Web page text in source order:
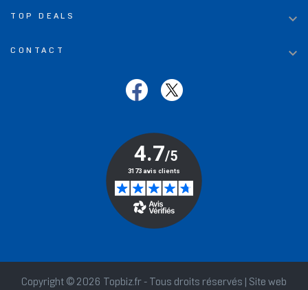
TOP DEALS 
CONTACT 
Copyright © 2026 Topbiz.fr - Tous droits réservés | Site web